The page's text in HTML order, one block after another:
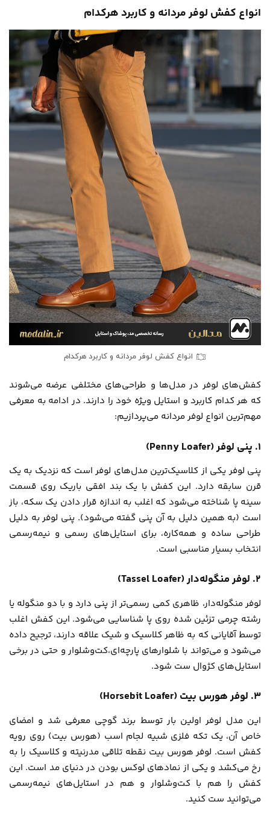
انواع کفش لوفر مردانه و کاربرد هرکدام
انواع کفش لوفر مردانه و کاربرد هرکدام
کفش‌های لوفر در مدل‌ها و طراحی‌های مختلفی عرضه می‌شوند
که هر کدام کاربرد و استایل ویژه خود را دارند. در ادامه به معرفی
مهم‌ترین انواع لوفر مردانه می‌پردازیم:
۱. پنی لوفر (Penny Loafer)
پنی لوفر یکی از کلاسیک‌ترین مدل‌های لوفر است که نزدیک به یک
قرن سابقه دارد. این کفش با یک بند افقی باریک روی قسمت
سینه پا شناخته می‌شود که اغلب به اندازه قرار دادن یک سکه، باز
است (به همین دلیل به آن پنی گفته می‌شود). پنی لوفر به دلیل
طراحی ساده و همه‌کاره، برای استایل‌های رسمی و نیمه‌رسمی
انتخاب بسیار مناسبی است.
۲. لوفر منگوله‌دار (Tassel Loafer)
لوفر منگوله‌دار، ظاهری کمی رسمی‌تر از پنی دارد و با دو منگوله یا
رشته چرمی تزئین شده روی پا شناسایی می‌شود. این کفش اغلب
توسط آقایانی که به ظاهر کلاسیک و شیک علاقه دارند، ترجیح داده
می‌شود و می‌تواند با شلوارهای پارچه‌ای،کت‌وشلوار و حتی در برخی
استایل‌های کژوال ست شود.
۳. لوفر هورس بیت (Horsebit Loafer)
این مدل لوفر اولین بار توسط برند گوچی معرفی شد و امضای
خاص آن، یک تکه فلزی شبیه لجام اسب (هورس بیت) روی رویه
کفش است. لوفر هورس بیت نقطه تلاقی مدرنیته و کلاسیک را به
رخ می‌کشد و یکی از نمادهای لوکس بودن در دنیای مد است. این
کفش را هم با کت‌وشلوار و هم در استایل‌های نیمه‌رسمی
می‌توانید ست کنید.